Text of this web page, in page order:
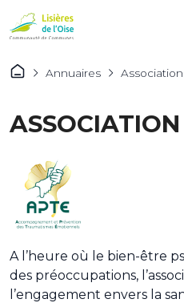
Annuaires
A l’heure où le bien-être
des préoccupations,
l’engagement envers la